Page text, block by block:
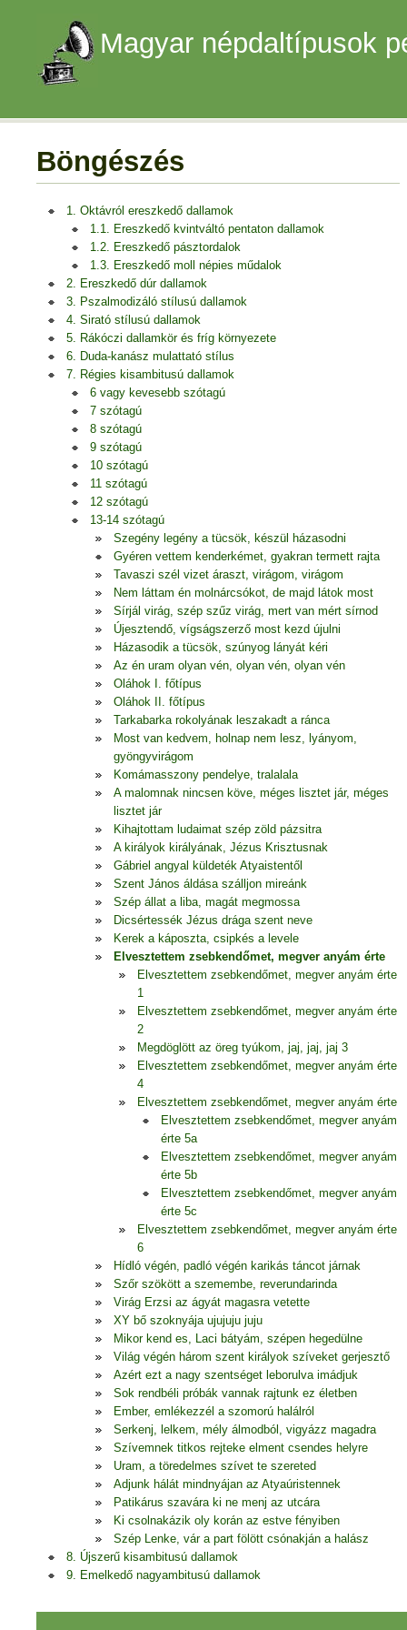
Magyar népdaltípusok
Böngészés
1. Oktávról ereszkedő dallamok
1.1. Ereszkedő kvintváltó pentaton dallamok
1.2. Ereszkedő pásztordalok
1.3. Ereszkedő moll népies műdalok
2. Ereszkedő dúr dallamok
3. Pszalmodizáló stílusú dallamok
4. Sirató stílusú dallamok
5. Rákóczi dallamkör és fríg környezete
6. Duda-kanász mulattató stílus
7. Régies kisambitusú dallamok
6 vagy kevesebb szótagú
7 szótagú
8 szótagú
9 szótagú
10 szótagú
11 szótagú
12 szótagú
13-14 szótagú
Szegény legény a tücsök, készül házasodni
Gyéren vettem kenderkémet, gyakran termett rajta
Tavaszi szél vizet áraszt, virágom, virágom
Nem láttam én molnárcsókot, de majd látok most
Sírjál virág, szép szűz virág, mert van mért sírnod
Újesztendő, vígságszerző most kezd újulni
Házasodik a tücsök, szúnyog lányát kéri
Az én uram olyan vén, olyan vén, olyan vén
Oláhok I. főtípus
Oláhok II. főtípus
Tarkabarka rokolyának leszakadt a ránca
Most van kedvem, holnap nem lesz, lyányom,
gyöngyvirágom
Komámasszony pendelye, tralalala
A malomnak nincsen köve, méges lisztet jár, méges
lisztet jár
Kihajtottam ludaimat szép zöld pázsitra
A királyok királyának, Jézus Krisztusnak
Gábriel angyal küldeték Atyaistentől
Szent János áldása szálljon mireánk
Szép állat a liba, magát megmossa
Dicsértessék Jézus drága szent neve
Kerek a káposzta, csipkés a levele
Elvesztettem zsebkendőmet, megver anyám érte
Elvesztettem zsebkendőmet, megver anyám érte
1
Elvesztettem zsebkendőmet, megver anyám érte
2
Megdöglött az öreg tyúkom, jaj, jaj, jaj 3
Elvesztettem zsebkendőmet, megver anyám érte
4
Elvesztettem zsebkendőmet, megver anyám érte
Elvesztettem zsebkendőmet, megver anyám
érte 5a
Elvesztettem zsebkendőmet, megver anyám
érte 5b
Elvesztettem zsebkendőmet, megver anyám
érte 5c
Elvesztettem zsebkendőmet, megver anyám érte
6
Hídló végén, padló végén karikás táncot járnak
Szőr szökött a szemembe, reverundarinda
Virág Erzsi az ágyát magasra vetette
XY bő szoknyája ujujuju juju
Mikor kend es, Laci bátyám, szépen hegedülne
Világ végén három szent királyok szíveket gerjesztő
Azért ezt a nagy szentséget leborulva imádjuk
Sok rendbéli próbák vannak rajtunk ez életben
Ember, emlékezzél a szomorú halálról
Serkenj, lelkem, mély álmodból, vigyázz magadra
Szívemnek titkos rejteke elment csendes helyre
Uram, a töredelmes szívet te szereted
Adjunk hálát mindnyájan az Atyaúristennek
Patikárus szavára ki ne menj az utcára
Ki csolnakázik oly korán az estve fényiben
Szép Lenke, vár a part fölött csónakján a halász
8. Újszerű kisambitusú dallamok
9. Emelkedő nagyambitusú dallamok